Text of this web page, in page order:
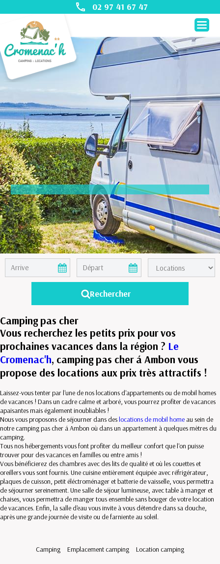
02 97 41 67 47
Camping pas cher
Vous recherchez les petits prix pour vos
prochaines vacances dans la région ? Le
Cromenac'h, camping pas cher á Ambon vous
propose des locations aux prix très attractifs !
Laissez-vous tenter par l'une de nos locations d'appartements ou de mobil homes
de vacances ! Dans un cadre calme et arboré, vous pourrez profiter de vacances
apaisantes mais également inoubliables !
Nous vous proposons de séjourner dans deslocations de mobil home au sein de
notre camping pas cher á Ambon où dans un appartement à quelques mètres du
camping.
Tous nos hébergements vous font profiter du meilleur confort que l'on puisse
trouver pour des vacances en familles ou entre amis !
Vous bénéficierez des chambres avec des lits de qualité et où les couettes et
oreillers vous sont fournis. Une cuisine entièrement équipée avec réfrigérateur,
plaques de cuisson, petit éléctroménager et batterie de vaisselle, vous permettra
de séjourner sereinement. Une salle de séjour lumineuse, avec table à manger et
chaises, vous permettra de manger tous ensemble sans bouger de votre location
de vacances. Enfin, la salle d'eau vous invite à vous détendre dans sa douche,
après une grande journée de visite ou de farniente au soleil.
Camping Emplacement camping Location camping